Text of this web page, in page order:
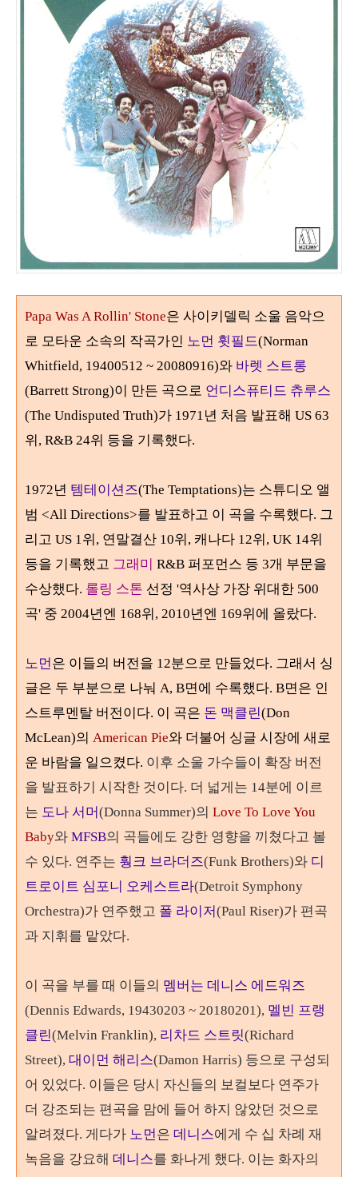
Papa Was A Rollin' Stone은 사이키델릭 소울 음악으
로 모타운 소속의 작곡가인 노먼 휫필드(Norman
Whitfield, 19400512 ~ 20080916)와 바렛 스트롱
(Barrett Strong)이 만든 곡으로 언디스퓨티드 츄루스
(The Undisputed Truth)가 1971년 처음 발표해 US 63
위 , R&B 24위 등을 기록했다.
1972년 템테이션즈(The Temptations)는 스튜디오 앨
범 <All Directions>를 발표하고 이 곡을 수록했다. 그
리고 US 1위, 연말결산 10위, 캐나다 12위, UK 14위
등을 기록했고 그래미 R&B 퍼포먼스 등 3개 부문을
수상했다. 롤링 스톤 선정 '역사상 가장 위대한 500
곡' 중 2004년엔 168위 , 2010년엔 169위에 올랐다.
노먼은 이들의 버전을 12분으로 만들었다. 그래서 싱
글은 두 부분으로 나눠 A, B면에 수록했다. B면은 인
스트루멘탈 버전이다. 이 곡은 돈 맥클린(Don
McLean)의 American Pie와 더불어 싱글 시장에 새로
운 바람을 일으켰다. 이후 소울 가수들이 확장 버전
을 발표하기 시작한 것이다. 더 넓게는 14분에 이르
는 도나 서머 (Donna Summer)의 Love To Love You
Baby와 MFSB의 곡들에도 강한 영향을 끼쳤다고 볼
수 있다. 연주는 훵크 브라더즈(Funk Brothers)와 디
트로이트 심포니 오케스트라(Detroit Symphony
Orchestra)가 연주했고 폴 라이저(Paul Riser)가 편곡
과 지휘를 맡았다.
이 곡을 부를 때 이들의 멤버는 데니스 에드워즈
(Dennis Edwards, 19430203 ~ 20180201), 멜빈 프랭
클린(Melvin Franklin), 리차드 스트릿(Richard
Street), 대이먼 해리스(Damon Harris) 등으로 구성되
어 있었다. 이들은 당시 자신들의 보컬보다 연주가
더 강조되는 편곡을 맘에 들어 하지 않았던 것으로
알려졌다. 게다가 노먼은 데니스에게 수 십 차례 재
녹음을 강요해 데니스를 화나게 했다. 이는 화자의